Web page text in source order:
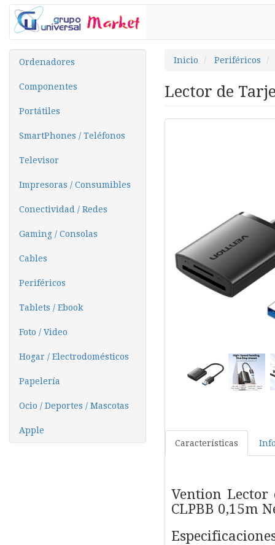
Ordenadores
Componentes
Portátiles
SmartPhones / Teléfonos
Televisor
Impresoras / Consumibles
Conectividad / Redes
Gaming / Consolas
Cables
Periféricos
Tablets / Ebook
Foto / Video
Hogar / Electrodomésticos
Papelería
Ocio / Deportes / Mascotas
Apple
Inicio Periféricos
Lector de
Características
Vention Lector
CLPBB 0,15m